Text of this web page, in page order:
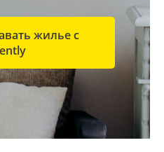
жилье с